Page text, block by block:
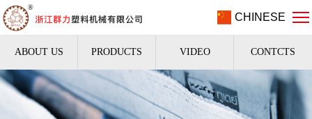
CHINESE
ABOUT US PRODUCTS VIDEO CONTCTS